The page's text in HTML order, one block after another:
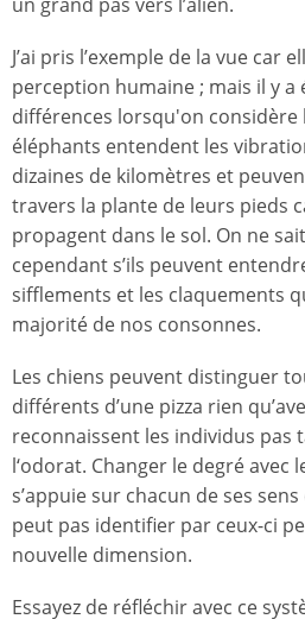
J’ai pris l’exemple de la vue car
perception humaine ; mais il y a
différences lorsqu'on considère
éléphants entendent les
dizaines de kilomètres et
travers la plante de leurs pieds
propagent dans le sol. On ne
cependant s’ils peuvent
sifflements et les claquements
majorité de nos consonnes.
Les chiens peuvent distinguer
différents d’une pizza rien
reconnaissent les individus pas
l‘odorat. Changer le degré avec
s’appuie sur chacun de ses
peut pas identifier par ceux-ci
nouvelle dimension.
Essayez de réfléchir avec ce